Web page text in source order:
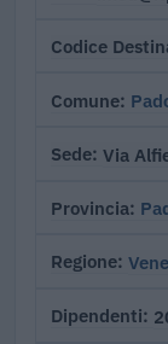
Codice
Comune
Sede Via
Provincia
Regione
Dipendenti